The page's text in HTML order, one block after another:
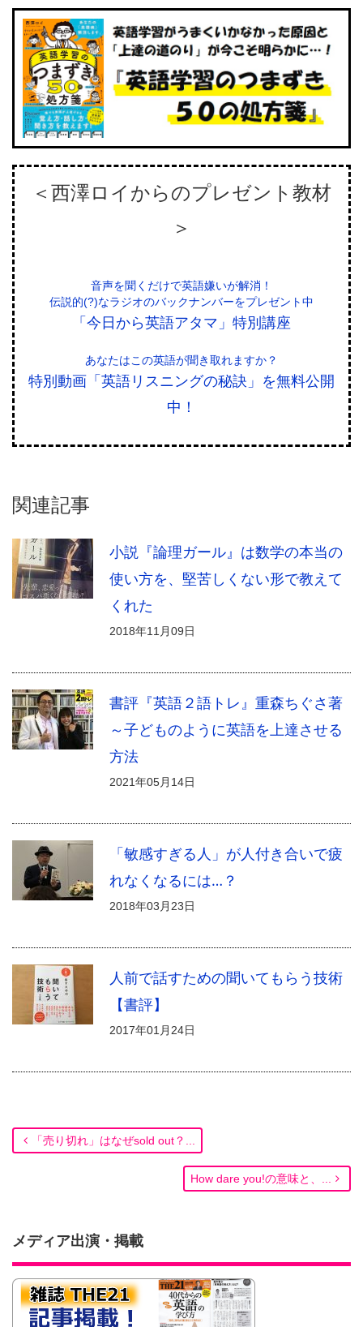
＜西澤ロイからのプレゼント教材
＞
音声を聞くだけで英語嫌いが解消！
伝説的(?)なラジオのバックナンバーをプレゼント中
「今日から英語アタマ」特別講座
あなたはこの英語が聞き取れますか？
特別動画「英語リスニングの秘訣」を無料公開
中！
関連記事
小説『論理ガール』は数学の本当の
使い方を、堅苦しくない形で教えて
くれた
2018年11月09日
書評『英語２語トレ』重森ちぐさ著
～子どものように英語を上達させる
方法
2021年05月14日
「敏感すぎる人」が人付き合いで疲
れなくなるには…？
2018年03月23日
人前で話すための聞いてもらう技術
【書評】
2017年01月24日
「売り切れ」はなぜsold out？...
How dare you!の意味と、...
メディア出演・掲載